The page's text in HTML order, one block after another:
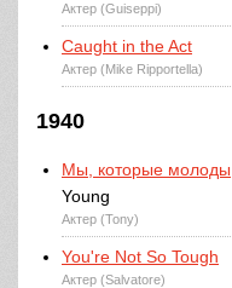
Актер (Guiseppi)
Caught in the Act
Актер (Mike Ripportella)
1940
Мы, которые молоды
Young
Актер (Tony)
You're Not So Tough
Актер (Salvatore)